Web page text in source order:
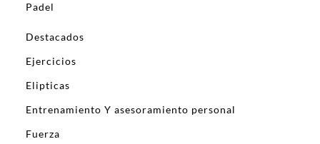
Padel
Destacados
Ejercicios
Elipticas
Entrenamiento Y asesoramiento personal
Fuerza